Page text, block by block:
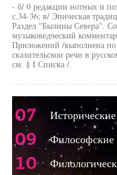
- б/ 0 редакции нотных и
с.34-36; в/ Эпическая
Раздел "Былины Севера".
музыковедческий
Приложений /выполнена
сказительскои речи в
см. § I Списка /.
07
09 Философские
10